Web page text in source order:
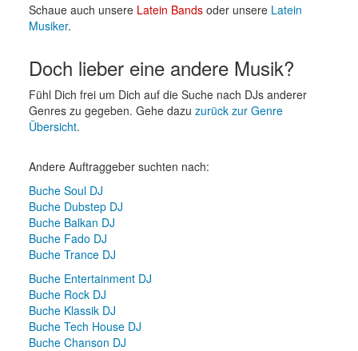
Schaue auch unsere Latein Bandsoder unsere Latein
Musiker.
Doch lieber eine andere Musik?
Fühl Dich frei um Dich auf die Suche nach DJs anderer
Genres zu gegeben. Gehe dazu zurück zur Genre
Übersicht.
Andere Auftraggeber suchten nach:
Buche Soul DJ
Buche Dubstep DJ
Buche Balkan DJ
Buche Fado DJ
Buche Trance DJ
Buche Entertainment DJ
Buche Rock DJ
Buche Klassik DJ
Buche Tech House DJ
Buche Chanson DJ